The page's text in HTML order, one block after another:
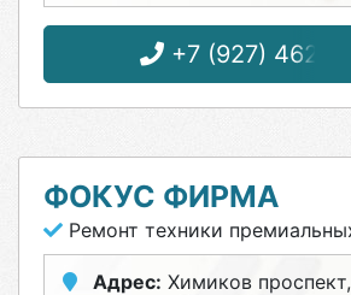
+7 (927) 462-
ФОКУС ФИРМА
Ремонт техники
Адрес: Химиков